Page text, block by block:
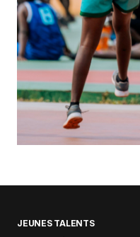
JEUNES TALENTS